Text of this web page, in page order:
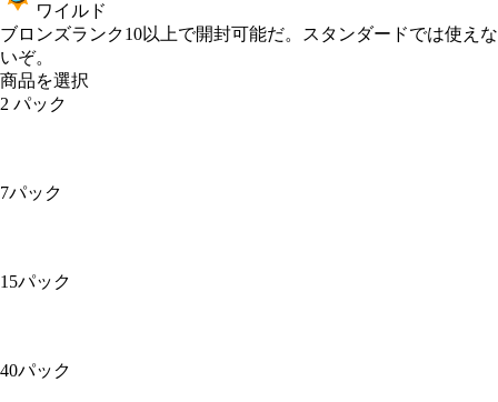
ワイルド
Product Notification
ブロンズランク10以上で開封可能だ。スタンダードでは使えな
いぞ。
商品を選択
2 パック
7パック
15パック
40パック